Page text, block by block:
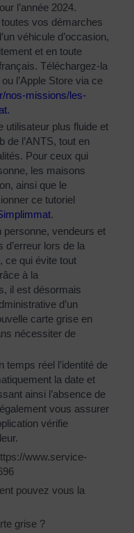
l’année 2024.
vos démarches
véhicule d’occasion,
et en toute
Téléchargez-la
l’Apple Store via ce
nos-missions/les-
.
utilisateur plus fluide et
de l’ANTS, tout en
Pour ceux qui
les maisons
ainsi que le
ce tutoriel
.
vendeurs et
lors de la
ce qui évite tout
à la
il est désormais
d’un
carte grise en
nécessiter de
temps réel l’identité de
la date et
ainsi l’absence de
vous assurer
vérifie
www.service-
pouvez vous la
grise ?